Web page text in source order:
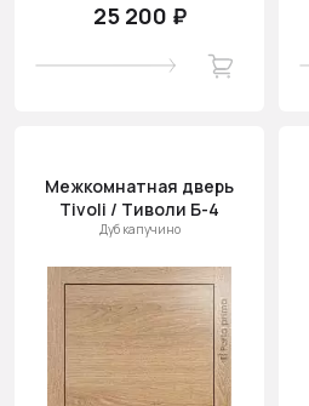
25 200 ₽
Межкомнатная дверь
Tivoli / Тиволи Б-4
Дуб капучино